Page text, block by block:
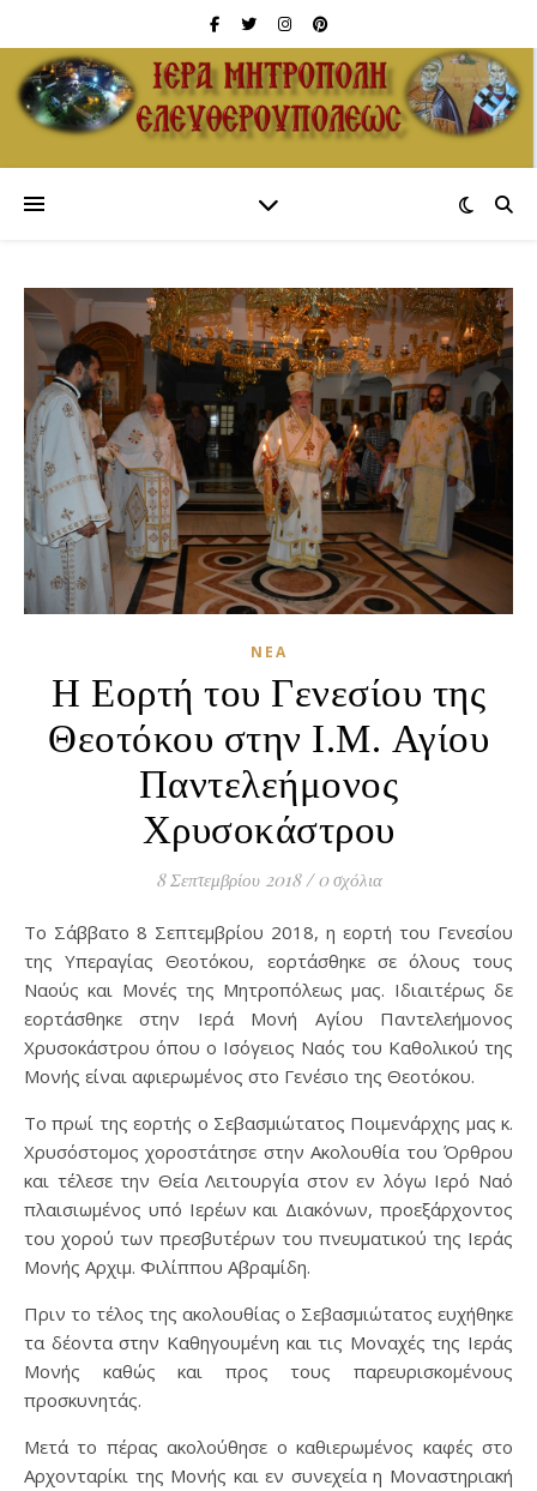
ΝΈΑ
Η Εορτή του Γενεσίου της
Θεοτόκου στην Ι.Μ. Αγίου
Παντελεήμονος
Χρυσοκάστρου
8 Σεπτεμβρίου 2018 / 0 σχόλια
Το Σάββατο 8 Σεπτεμβρίου 2018, η εορτή του Γενεσίου
της Υπεραγίας Θεοτόκου, εορτάσθηκε σε όλους τους
Ναούς και Μονές της Μητροπόλεως μας. Ιδιαιτέρως δε
εορτάσθηκε στην Ιερά Μονή Αγίου Παντελεήμονος
Χρυσοκάστρου όπου ο Ισόγειος Ναός του Καθολικού της
Μονής είναι αφιερωμένος στο Γενέσιο της Θεοτόκου.
Το πρωί της εορτής ο Σεβασμιώτατος Ποιμενάρχης μας κ.
Χρυσόστομος χοροστάτησε στην Ακολουθία του Όρθρου
και τέλεσε την Θεία Λειτουργία στον εν λόγω Ιερό Ναό
πλαισιωμένος υπό Ιερέων και Διακόνων, προεξάρχοντος
του χορού των πρεσβυτέρων του πνευματικού της Ιεράς
Μονής Αρχιμ. Φιλίππου Αβραμίδη.
Πριν το τέλος της ακολουθίας ο Σεβασμιώτατος ευχήθηκε
τα δέοντα στην Καθηγουμένη και τις Μοναχές της Ιεράς
Μονής καθώς και προς τους παρευρισκομένους
προσκυνητάς.
Μετά το πέρας ακολούθησε ο καθιερωμένος καφές στο
Αρχονταρίκι της Μονής και εν συνεχεία η Μοναστηριακή